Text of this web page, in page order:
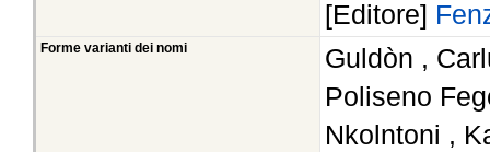
[Editore]
Forme varianti dei nomi
Guldòn ,
Poliseno
Nkolntoni ,